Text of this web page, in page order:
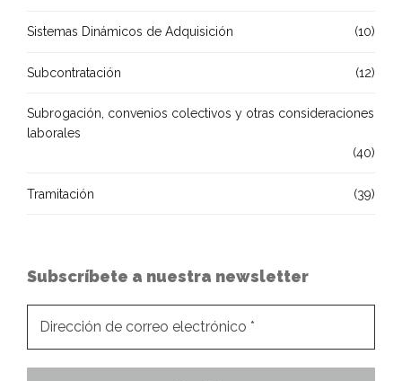
Sistemas Dinámicos de Adquisición (10)
Subcontratación (12)
Subrogación, convenios colectivos y otras consideraciones
laborales
(40)
Tramitación (39)
Subscríbete a nuestra newsletter